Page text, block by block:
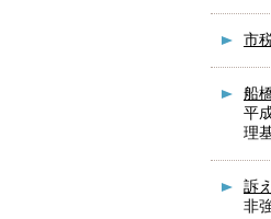
市
船
平
理
訴
非